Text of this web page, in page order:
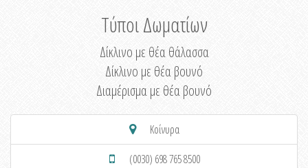
Τύποι Δωματίων
Δίκλινο με θέα θάλασσα
Δίκλινο με θέα βουνό
Διαμέρισμα με θέα βουνό
Κοίνυρα
(0030) 698 765 8500